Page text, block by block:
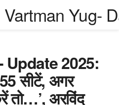
Update 2025:
सीटें, अगर
तो…’, अरविंद